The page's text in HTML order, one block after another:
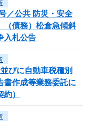
／公共 防災・安全
（債務）松倉急傾斜
入札公告
びに自動車税種別
書作成等業務委託に
）